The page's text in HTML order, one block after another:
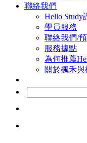
聯絡我們
Hello
學員服務
聯絡我們/
服務據點
為何推薦
關於楓禾與